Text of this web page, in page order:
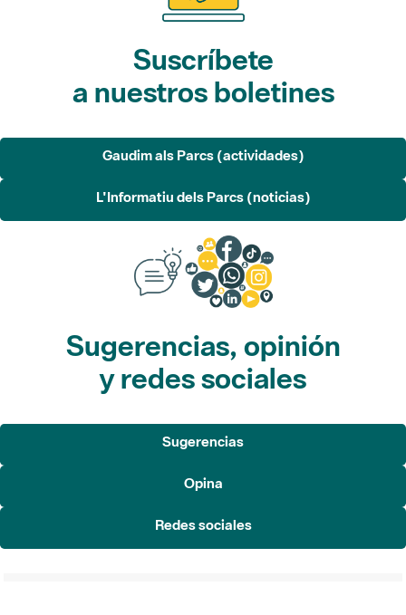
Suscríbete
a nuestros boletines
Gaudim als Parcs (actividades)
L'Informatiu dels Parcs (noticias)
Sugerencias, opinión
y redes sociales
Sugerencias
Opina
Redes sociales